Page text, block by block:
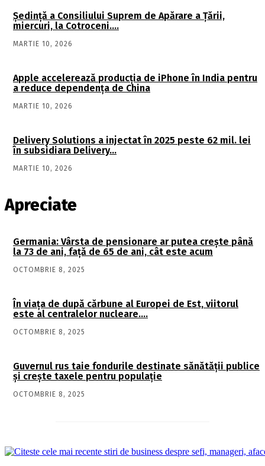
Şedinţă a Consiliului Suprem de Apărare a Ţării,
miercuri, la Cotroceni….
MARTIE 10, 2026
Apple accelerează producția de iPhone în India pentru
a reduce dependența de China
MARTIE 10, 2026
Delivery Solutions a injectat în 2025 peste 62 mil. lei
în subsidiara Delivery…
MARTIE 10, 2026
Apreciate
Germania: Vârsta de pensionare ar putea crește până
la 73 de ani, față de 65 de ani, cât este acum
OCTOMBRIE 8, 2025
În viaţa de după cărbune al Europei de Est, viitorul
este al centralelor nucleare….
OCTOMBRIE 8, 2025
Guvernul rus taie fondurile destinate sănătății publice
și crește taxele pentru populație
OCTOMBRIE 8, 2025